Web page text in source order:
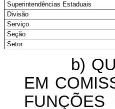
Superintendências Estaduais
Divisão
Serviço
Seção
Setor
b)
EM
FUNÇÕES